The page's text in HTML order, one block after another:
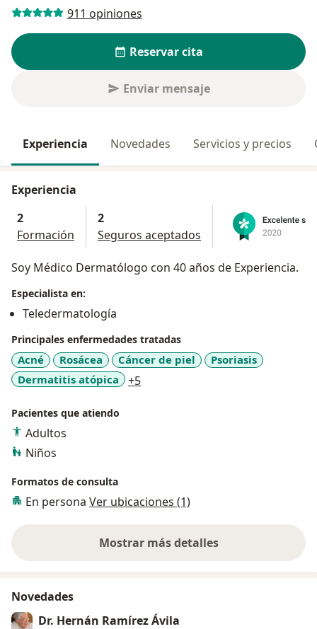
911 opiniones
Reservar cita
Enviar mensaje
Experiencia Novedades Servicios y precios
Experiencia
2
Formación
2
Seguros aceptados
Soy Médico Dermatólogo con 40 años de Experiencia.
Especialista en:
Teledermatología
Principales enfermedades tratadas
Acné Rosácea Cáncer de piel
Psoriasis
Dermatitis atópica
+5a11y_sr_more_diseases
Pacientes que atiendo
Adultos
Niños
Formatos de consulta
En persona Ver ubicaciones (1)
Mostrar más detalles
sobre la experiencia
Novedades
Dr. Hernán Ramírez Ávila